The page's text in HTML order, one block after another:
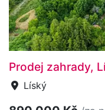
Prodej zahrady,
Líský